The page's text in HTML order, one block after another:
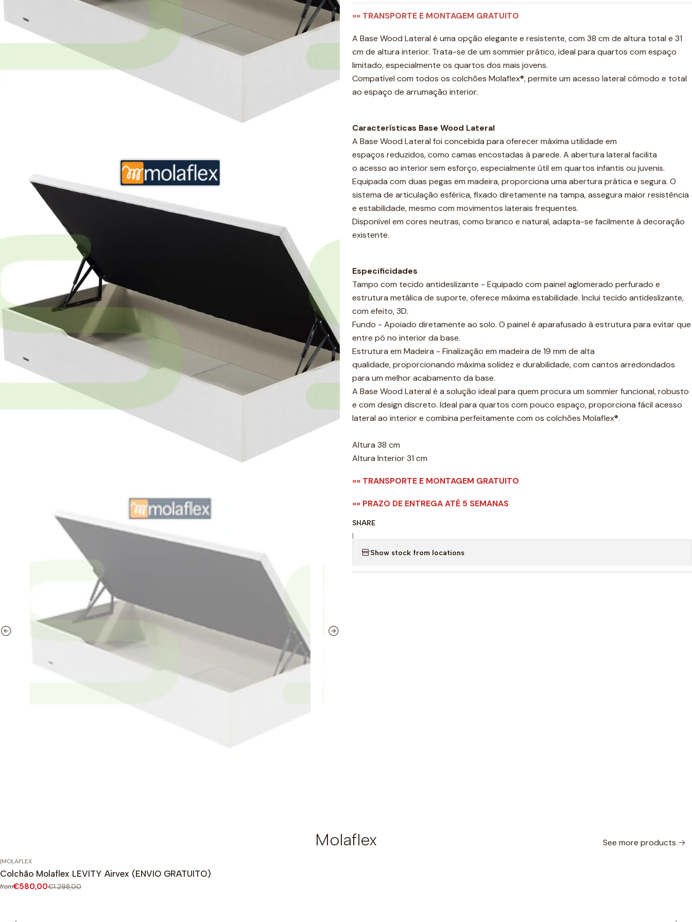
»» TRANSPORTE E MONTAGEM GRATUITO
A Base Wood Lateral é uma opção elegante e resistente, com 38 cm de altura total e 31
cm de altura interior. Trata-se de um sommier prático, ideal para quartos com espaço
limitado, especialmente os quartos dos mais jovens.
Compatível com todos os colchões Molaflex®, permite um acesso lateral cómodo e total
ao espaço de arrumação interior.
Características Base Wood Lateral
A Base Wood Lateral foi concebida para oferecer máxima utilidade em
espaços reduzidos, como camas encostadas à parede. A abertura lateral facilita
o acesso ao interior sem esforço, especialmente útil em quartos infantis ou juvenis.
Equipada com duas pegas em madeira, proporciona uma abertura prática e segura. O
sistema de articulação esférica, fixado diretamente na tampa, assegura maior resistência
e estabilidade, mesmo com movimentos laterais frequentes.
Disponível em cores neutras, como branco e natural, adapta-se facilmente à decoração
existente.
Especificidades
Tampo com tecido antideslizante - Equipado com painel aglomerado perfurado e
estrutura metálica de suporte, oferece máxima estabilidade. Inclui tecido antideslizante,
com efeito, 3D.
Fundo - Apoiado diretamente ao solo. O painel é aparafusado à estrutura para evitar que
entre pó no interior da base.
Estrutura em Madeira - Finalização em madeira de 19 mm de alta
qualidade, proporcionando máxima solidez e durabilidade, com cantos arredondados
para um melhor acabamento da base.
A Base Wood Lateral é a solução ideal para quem procura um sommier funcional, robusto
e com design discreto. Ideal para quartos com pouco espaço, proporciona fácil acesso
lateral ao interior e combina perfeitamente com os colchões Molaflex®.
Altura 38 cm
Altura Interior 31 cm
»» TRANSPORTE E MONTAGEM GRATUITO
»» PRAZO DE ENTREGA ATÉ 5 SEMANAS
SHARE
|
Show stock from locations
Molaflex See more products
|MOLAFLEX
Colchão Molaflex LEVITY Airvex (ENVIO GRATUITO)
from€580,00€1.298,00